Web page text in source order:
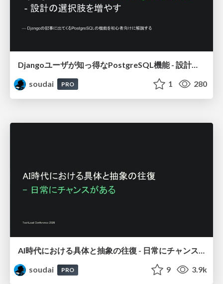
Djangoユーザが知っ得なPostgreSQL機能 - 設計の選択肢を増やす / Djang-use-PostgreSQL
soudai
PRO 1 280
AI時代における具体と抽象の往復 - 日常にチャンスがある / Moving Between the Concrete
soudai
PRO 9 3.9k